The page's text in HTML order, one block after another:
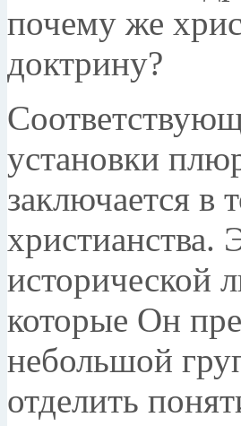
почему же
доктрину?
установки
заключается в
христианства.
исторической
которые Он
небольшой
отделить